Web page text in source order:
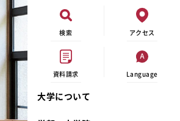
検索 アクセス
資料請求 Language
大学について